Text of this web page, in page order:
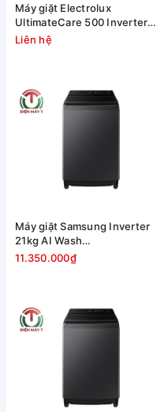
Máy giặt Electrolux
UltimateCare 500 Inverter
11kg EWF1143P5SC
Liên hệ
Máy giặt Samsung Inverter
21kg AI Wash
WA80F21B9BSV
11.350.000₫